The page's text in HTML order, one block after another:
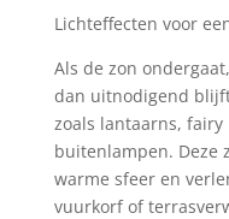
Lichteffecten voor
Als de zon
dan uitnodigend
zoals lantaarns,
buitenlampen. Deze
warme sfeer en
vuurkorf of